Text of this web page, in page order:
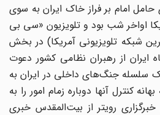
امام بر فراز خاک ایران به سوی
اواخر شب بود و تلویزیون «سی بی
شبکه تلویزیونی آمریکا) در بخش
از رهبران نظامی کشور دعوت
جنگ‌های داخلی در ایران به
کنترل آنها دوباره زمام امور را به
رویتر از بیت‌المقدس خبری